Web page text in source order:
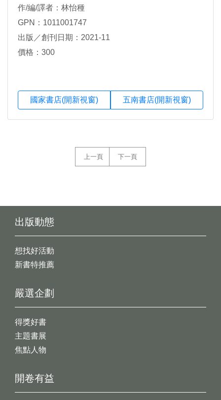
作/編/譯者：林怡種
GPN：1011001747
出版／創刊日期：2021-11
價格：300
國家書店(開新視窗) 五南書店(開新視窗)
上一頁 下一頁
出版動態
想找好活動
新書特推薦
開卷有益
嚴選企劃
得獎好書
主題書展
焦點人物